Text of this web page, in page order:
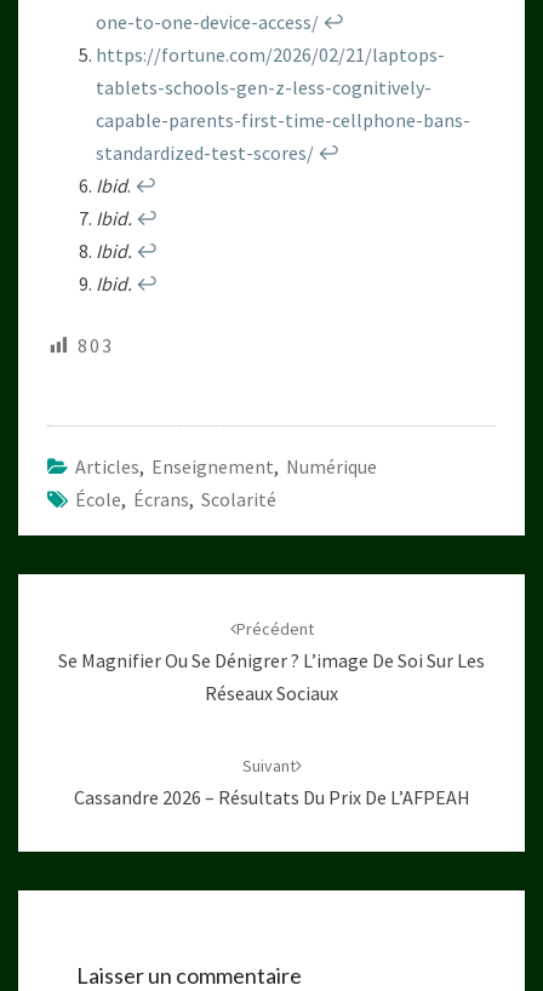
one-to-one-device-access/ ↩︎
https://fortune.com/2026/02/21/laptops-
tablets-schools-gen-z-less-cognitively-
capable-parents-first-time-cellphone-bans-
standardized-test-scores/ ↩︎
Ibid. ↩︎
Ibid. ↩︎
Ibid. ↩︎
Ibid. ↩︎
803
Articles, Enseignement, Numérique
École, Écrans, Scolarité
Précédent
Se Magnifier Ou Se Dénigrer ? L’image De Soi Sur Les
Réseaux Sociaux
Suivant
Cassandre 2026 – Résultats Du Prix De L’AFPEAH
Laisser un commentaire